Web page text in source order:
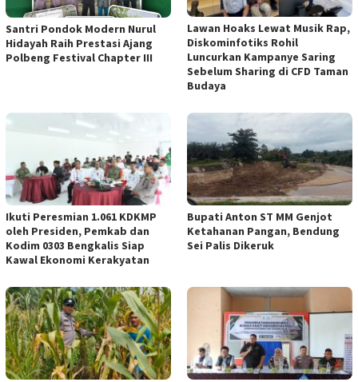
Santri Pondok Modern Nurul
Hidayah Raih Prestasi Ajang
Polbeng Festival Chapter III
Lawan Hoaks Lewat Musik Rap,
Diskominfotiks Rohil
Luncurkan Kampanye Saring
Sebelum Sharing di CFD Taman
Budaya
Ikuti Peresmian 1.061 KDKMP
oleh Presiden, Pemkab dan
Kodim 0303 Bengkalis Siap
Kawal Ekonomi Kerakyatan
Bupati Anton ST MM Genjot
Ketahanan Pangan, Bendung
Sei Palis Dikeruk